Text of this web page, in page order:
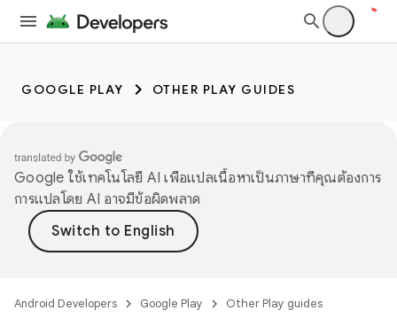
GOOGLE PLAY OTHER PLAY GUIDES
Google ใช้เทคโนโลยี AI เพื่อแปลเนื้อหาเป็นภาษาที่คุณต้องการ
การแปลโดย AI อาจมีข้อผิดพลาด
Android Developers Google Play Other Play guides